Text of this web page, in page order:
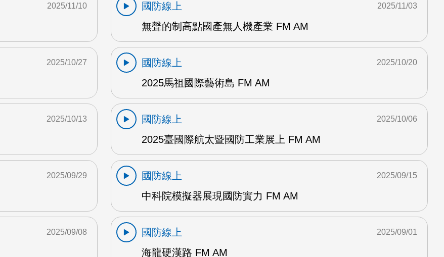
2025/11/10
國防線上
無聲的制高點國產無人機產業 FM AM
2025/11/03
2025/10/27
國防線上
2025馬祖國際藝術島 FM AM
2025/10/20
2025/10/13
國防線上
2025臺國際航太暨國防工業展上 FM AM
2025/10/06
2025/09/29
國防線上
中科院模擬器展現國防實力 FM AM
2025/09/15
2025/09/08
國防線上
海龍硬漢路 FM AM
2025/09/01